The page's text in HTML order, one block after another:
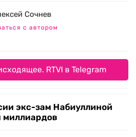
Сочнев
с автором
RTVI в Telegram
экс-зам Набиуллиной
миллиардов